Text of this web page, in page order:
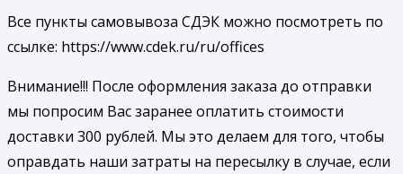
Все пункты самовывоза СДЭК можно посмотреть по
ссылке: https://www.cdek.ru/ru/offices
Внимание!!! После оформления заказа до отправки
мы попросим Вас заранее оплатить стоимости
доставки 300 рублей. Мы это делаем для того, чтобы
оправдать наши затраты на пересылку в случае, если